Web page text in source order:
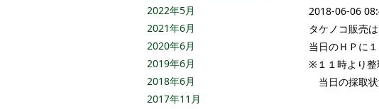
2018-06-06
タケノコ販売
当日のＨＰに
※１１時より整
当日の採取状
2022年5月
2021年6月
2020年6月
2019年6月
2018年6月
2017年11月